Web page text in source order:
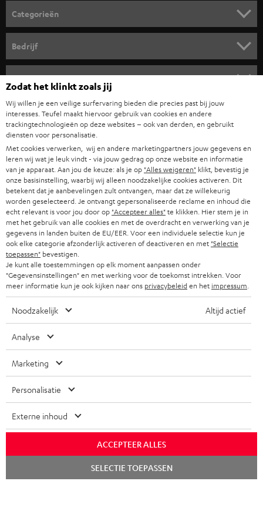
o
r
n
i
e
u
w
s
b
r
i
e
f
Categorieën
COMPLETE SYSTEMEN
SOUNDBARS
HIFI-SPEAKERS
BLUETOOTH
KOPTELEFOONS
BLUETOOTH KOPTELEFOONS
COMPLETE SETS
SPEAKERS
ULTIMA
IN-EAR
FANSHOP
NIEUWKOMERS
Bedrijf
PERS & MARKETING
B2B
PARTNERPROGRAMMA
BLOG
NEWSLETTER
STORES
TEUFEL VOORDELEN
TOEGANKELIJK
Teufel online shops
DUITSLAND
OOSTENRIJK
ZWITSERLAND
NEDERLAND
BELGIË
FRANKRIJK
POLEN
ITALIË
USA
ANDERE LANDEN
'Kennelijke' (typ)fouten voorbehouden. De op de foto's afgebeelde
accessoires zijn niet bij de levering inbegrepen. Eventuele
Disclaimer Algemene voorwaarden
Zodat het klinkt zoals jij
Wij willen je een veilige surfervaring bieden die precies past bij jouw
interesses. Teufel maakt hiervoor gebruik van cookies en andere
trackingtechnologieën op deze websites – ook van derden, en gebruikt
diensten voor personalisatie.
Met cookies verwerken, wij en andere marketingpartners jouw gegevens en
leren wij wat je leuk vindt - via jouw gedrag op onze website en informatie
van je apparaat. Aan jou de keuze: als je op "Alles weigeren" klikt, bevestig je
onze basisinstelling, waarbij wij alleen noodzakelijke cookies activeren. Dit
betekent dat je aanbevelingen zult ontvangen, maar dat ze willekeurig
worden geselecteerd. Je ontvangt gepersonaliseerde reclame en inhoud die
echt relevant is voor jou door op "Accepteer alles"te klikken. Hier stem je in
met het gebruik van alle cookies en met de overdracht en verwerking van je
gegevens in landen buiten de EU/EER. Voor een individuele selectie kun je
ook elke categorie afzonderlijk activeren of deactiveren en met "Selectie
toepassen" bevestigen.
Je kunt alle toestemmingen op elk moment aanpassen onder
"Gegevensinstellingen" en met werking voor de toekomst intrekken. Voor
meer informatie kun je ook kijken naar ons privacybeleiden het impressum
Noodzakelijk Altijd actief
Analyse
Marketing
Personalisatie
Externe inhoud
ACCEPTEER ALLES
SELECTIE TOEPASSEN